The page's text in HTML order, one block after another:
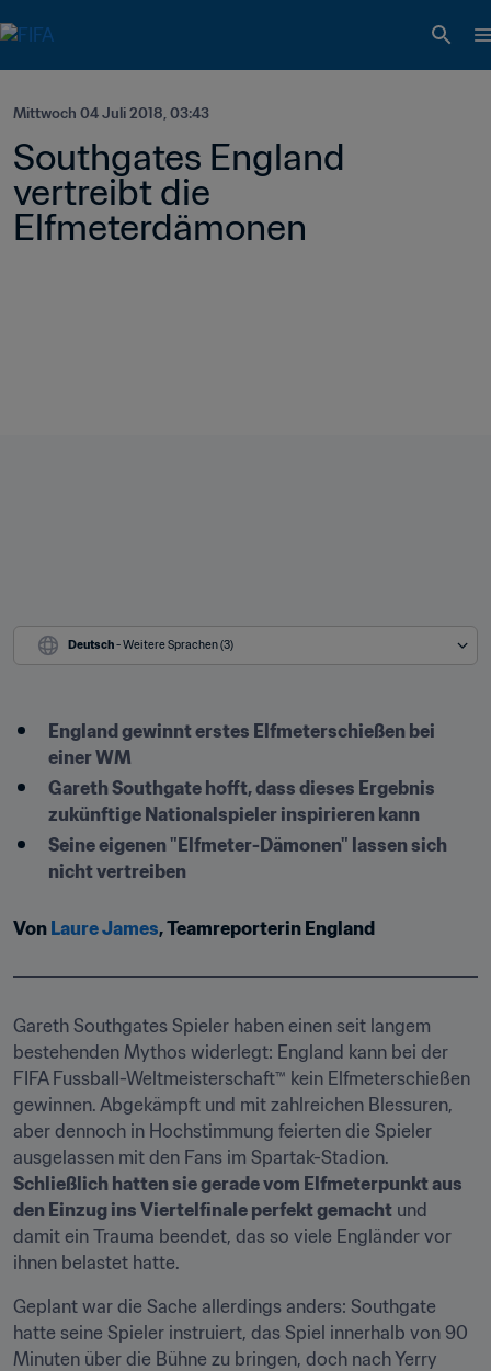
Mittwoch 04 Juli 2018, 03:43
Southgates England
vertreibt die
Elfmeterdämonen
Deutsch - Weitere Sprachen (3)
England gewinnt erstes Elfmeterschießen bei
einer WM
Gareth Southgate hofft, dass dieses Ergebnis
zukünftige Nationalspieler inspirieren kann
Seine eigenen "Elfmeter-Dämonen" lassen sich
nicht vertreiben
Von Laure James, Teamreporterin England
Gareth Southgates Spieler haben einen seit langem
bestehenden Mythos widerlegt: England kann bei der
FIFA Fussball-Weltmeisterschaft™ kein Elfmeterschießen
gewinnen. Abgekämpft und mit zahlreichen Blessuren,
aber dennoch in Hochstimmung feierten die Spieler
Schließlich hatten sie gerade vom Elfmeterpunkt aus
den Einzug ins Viertelfinale perfekt gemacht und
damit ein Trauma beendet, das so viele Engländer vor
ihnen belastet hatte.
Geplant war die Sache allerdings anders: Southgate
hatte seine Spieler instruiert, das Spiel innerhalb von 90
Minuten über die Bühne zu bringen, doch nach Yerry